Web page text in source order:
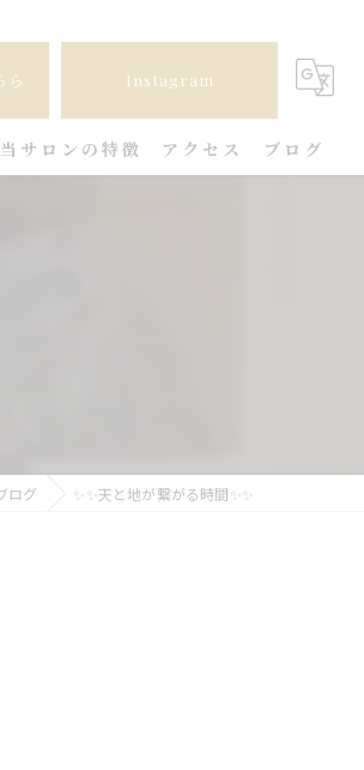
ら Instagram
当サロンの特徴 アクセス ブログ
ログ ✨✨天と地が繋がる時間✨✨